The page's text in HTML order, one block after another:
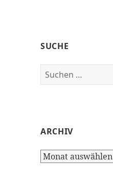
SUCHE
Suchen
nach:
ARCHIV
Archiv